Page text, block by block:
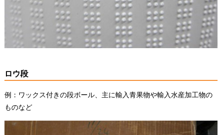
ロウ段
例：ワックス付きの段ボール、主に輸入青果物や輸入水産加工物の
ものなど